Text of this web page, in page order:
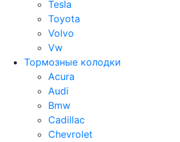
Tesla
Toyota
Volvo
Vw
Тормозные колодки
Acura
Audi
Bmw
Cadillac
Chevrolet